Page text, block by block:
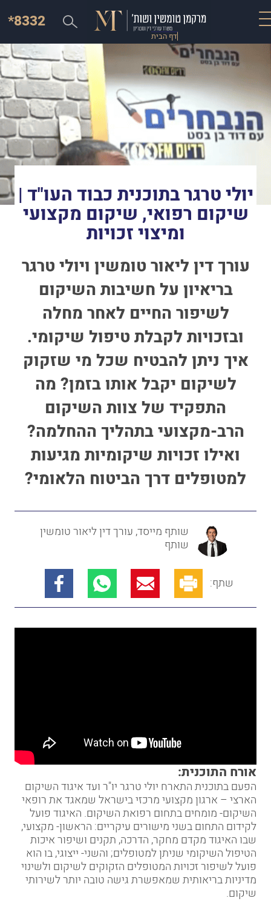
דף הבית
*8332
יולי טרגר בתוכנית כבוד העו"ד |
שיקום רפואי, שיקום מקצועי
ומיצוי זכויות
עורך דין ליאור טומשין ויולי טרגר
בריאיון על חשיבות השיקום
לשיפור החיים לאחר מחלה
ובזכויות לקבלת טיפול שיקומי.
איך ניתן להבטיח שכל מי שזקוק
לשיקום יקבל אותו בזמן? מה
התפקיד של צוות השיקום
הרב-מקצועי בתהליך ההחלמה?
ואילו זכויות שיקומיות מגיעות
למטופלים דרך הביטוח הלאומי?
שותף מייסד, עורך דין ליאור טומשין
שותף
שתף:
אורח התוכנית:
הפעם בתוכנית התארח יולי טרגר יו"ר ועד איגוד השיקום
הארצי – ארגון מקצועי מרכזי בישראל שמאגד את רופאי
השיקום- מומחים בתחום רפואת השיקום. האיגוד פועל
לקידום התחום בשני מישורים עיקריים: הראשון- מקצועי,
שבו האיגוד מקדם מחקר, הדרכה, תקנים ושיפור איכות
הטיפול השיקומי שניתן למטופלים; והשני- ייצוגי, בו הוא
פועל לשיפור זכויות המטופלים הזקוקים לשיקום ולשינוי
מדיניות בריאותית שמאפשרת גישה טובה יותר לשירותי
שיקום.